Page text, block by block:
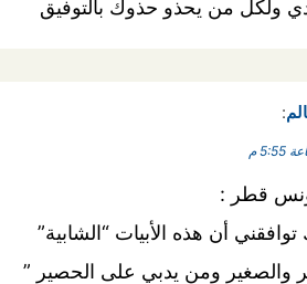
ولكل من يحذو حذوك بالتوفيق
:
قطر :
توافقني أن هذه الأبيات “الشابية”
والصغير ومن يدبي على الحصير ”